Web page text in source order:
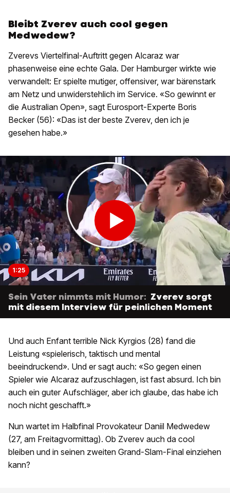
Bleibt Zverev auch cool gegen
Medwedew?
Zverevs Viertelfinal-Auftritt gegen Alcaraz war
phasenweise eine echte Gala. Der Hamburger wirkte wie
verwandelt: Er spielte mutiger, offensiver, war bärenstark
am Netz und unwiderstehlich im Service. «So gewinnt er
die Australian Open», sagt Eurosport-Experte Boris
Becker (56): «Das ist der beste Zverev, den ich je
gesehen habe.»
1:25
Sein Vater nimmts mit Humor: Zverev sorgt
mit diesem Interview für peinlichen Moment
Und auch Enfant terrible Nick Kyrgios (28) fand die
Leistung «spielerisch, taktisch und mental
beeindruckend». Und er sagt auch: «So gegen einen
Spieler wie Alcaraz aufzuschlagen, ist fast absurd. Ich bin
auch ein guter Aufschläger, aber ich glaube, das habe ich
noch nicht geschafft.»
Nun wartet im Halbfinal Provokateur Daniil Medwedew
(27, am Freitagvormittag). Ob Zverev auch da cool
bleiben und in seinen zweiten Grand-Slam-Final einziehen
kann?